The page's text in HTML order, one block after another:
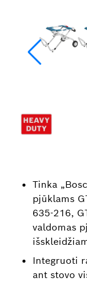
Tinka
pjūklams
635-216,
valdomas
Integruoti
ant stovo